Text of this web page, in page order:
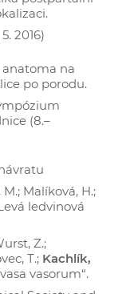
2016)
anatoma na
po porodu.
(8.–
Malíková, H.;
ledvinová
Z.;
T.; Kachlík,
vasorum“.